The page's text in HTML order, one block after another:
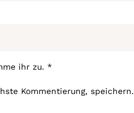
ihr zu. *
Kommentierung, speichern.